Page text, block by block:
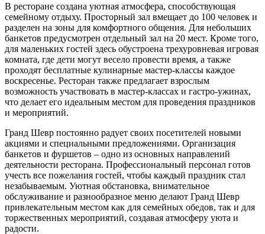
В ресторане создана уютная атмосфера, способствующая
семейному отдыху. Просторный зал вмещает до 100 человек и
разделен на зоны для комфортного общения. Для небольших
банкетов предусмотрен отдельный зал на 20 мест. Кроме того,
для маленьких гостей здесь обустроена трехуровневая игровая
комната, где дети могут весело провести время, а также
проходят бесплатные кулинарные мастер-классы каждое
воскресенье. Ресторан также предлагает взрослым
возможность участвовать в мастер-классах и гастро-ужинах,
что делает его идеальным местом для проведения праздников
и мероприятий.
Гранд Шевр постоянно радует своих посетителей новыми
акциями и специальными предложениями. Организация
банкетов и фуршетов – одно из основных направлений
деятельности ресторана. Профессиональный персонал готов
учесть все пожелания гостей, чтобы каждый праздник стал
незабываемым. Уютная обстановка, внимательное
обслуживание и разнообразное меню делают Гранд Шевр
привлекательным местом как для семейных обедов, так и для
торжественных мероприятий, создавая атмосферу уюта и
радости.